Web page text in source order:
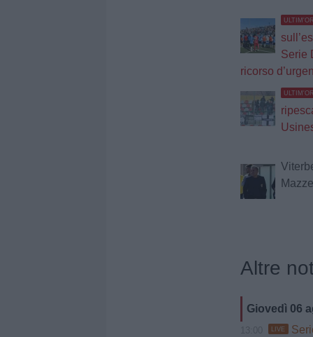
Serie
ricorso
Altre
Giovedì 06
LIVE